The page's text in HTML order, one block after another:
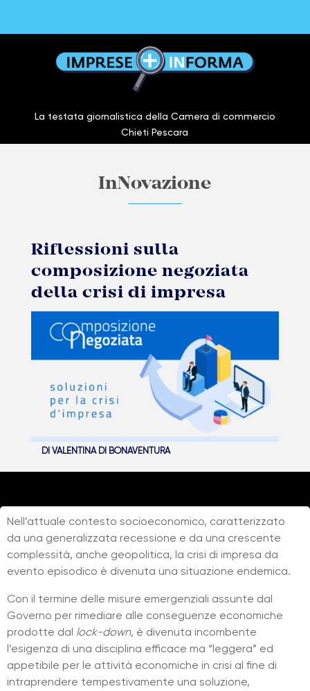
La testata giornalistica della Camera di commercio
Chieti Pescara
InNovazione
Riflessioni sulla
composizione negoziata
della crisi di impresa
DI VALENTINA DI BONAVENTURA
Nell’attuale contesto socioeconomico, caratterizzato
da una generalizzata recessione e da una crescente
complessità, anche geopolitica, la crisi di impresa da
evento episodico è divenuta una situazione endemica.
Con il termine delle misure emergenziali assunte dal
Governo per rimediare alle conseguenze economiche
prodotte dal lock-down, è divenuta incombente
l’esigenza di una disciplina efficace ma “leggera” ed
appetibile per le attività economiche in crisi al fine di
intraprendere tempestivamente una soluzione,